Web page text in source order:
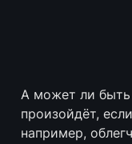
А может ли быть
произойдёт,
например,